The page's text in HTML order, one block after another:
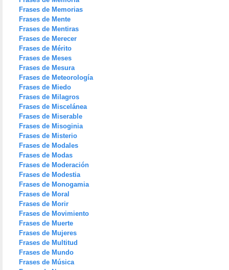
Frases de Memorias
Frases de Mente
Frases de Mentiras
Frases de Merecer
Frases de Mérito
Frases de Meses
Frases de Mesura
Frases de Meteorología
Frases de Miedo
Frases de Milagros
Frases de Miscelánea
Frases de Miserable
Frases de Misoginia
Frases de Misterio
Frases de Modales
Frases de Modas
Frases de Moderación
Frases de Modestia
Frases de Monogamia
Frases de Moral
Frases de Morir
Frases de Movimiento
Frases de Muerte
Frases de Mujeres
Frases de Multitud
Frases de Mundo
Frases de Música